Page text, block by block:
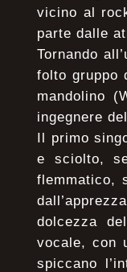
vicino al
parte dalle
Tornando
folto gruppo
mandolino
ingegnere
Il primo
e sciolto,
flemmatico,
dolcezza
vocale, con
spiccano